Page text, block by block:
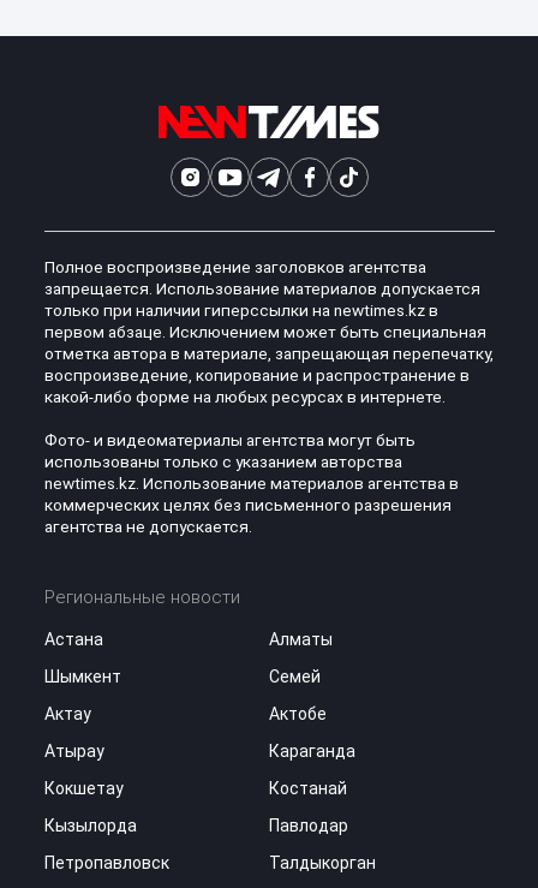
Полное воспроизведение заголовков агентства
запрещается. Использование материалов допускается
только при наличии гиперссылки на newtimes.kz в
первом абзаце. Исключением может быть специальная
отметка автора в материале, запрещающая перепечатку,
воспроизведение, копирование и распространение в
какой-либо форме на любых ресурсах в интернете.
Фото- и видеоматериалы агентства могут быть
использованы только с указанием авторства
newtimes.kz. Использование материалов агентства в
коммерческих целях без письменного разрешения
агентства не допускается.
Региональные новости
Астана
Алматы
Шымкент
Семей
Актау
Актобе
Атырау
Караганда
Кокшетау
Костанай
Кызылорда
Павлодар
Петропавловск
Талдыкорган